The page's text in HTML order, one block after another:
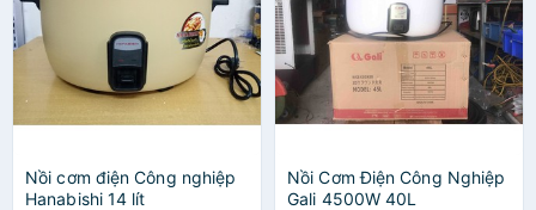
Nồi cơm điện Công nghiệp
Hanabishi 14 lít
Nồi Cơm Điện Công Nghiệp
Gali 4500W 40L